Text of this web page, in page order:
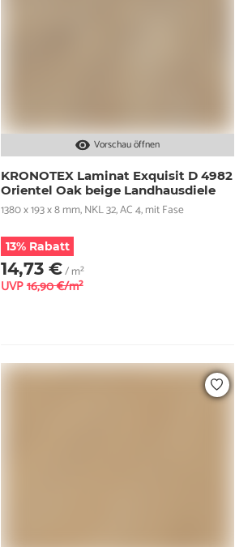
Vorschau öffnen
KRONOTEX Laminat Exquisit D 4982
Orientel Oak beige Landhausdiele
1380 x 193 x 8 mm, NKL 32, AC 4, mit Fase
13% Rabatt
14,73 €/ m²
UVP 16,90 €/m²